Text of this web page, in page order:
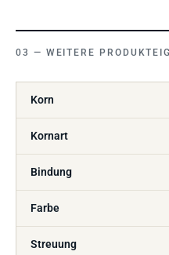
WEITERE
Korn
Kornart
Bindung
Farbe
Streuung